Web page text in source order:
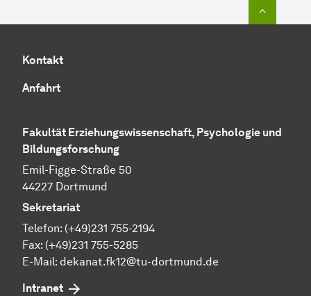
Kontakt
Anfahrt
Fakultät Erziehungswissenschaft, Psychologie und
Bildungsforschung
Emil-Figge-Straße 50
44227 Dortmund
Sekretariat
Telefon: (+49)231 755-2194
Fax: (+49)231 755-5285
E-Mail: dekanat.fk12@tu-dortmund.de
Intranet